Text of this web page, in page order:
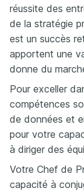
réussite des
de la stratégie
est un succès
apportent une
donne du
Pour exceller
compétences
de données et
pour votre
à diriger des
Votre Chef de
capacité à